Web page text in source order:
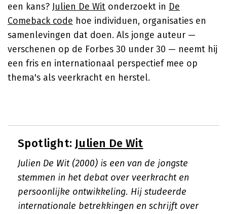
een kans? Julien De Wit onderzoekt in De
Comeback code hoe individuen, organisaties en
samenlevingen dat doen. Als jonge auteur —
verschenen op de Forbes 30 under 30 — neemt hij
een fris en internationaal perspectief mee op
thema's als veerkracht en herstel.
Spotlight: Julien De Wit
Julien De Wit (2000) is een van de jongste
stemmen in het debat over veerkracht en
persoonlijke ontwikkeling. Hij studeerde
internationale betrekkingen en schrijft over